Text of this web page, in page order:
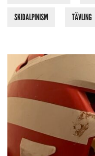
SKIDALPINISM TÄVLING